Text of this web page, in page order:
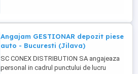
Angajam GESTIONAR depozit piese
auto - Bucuresti (Jilava)
SC CONEX DISTRIBUTION SA angajeaza
personal in cadrul punctului de lucru